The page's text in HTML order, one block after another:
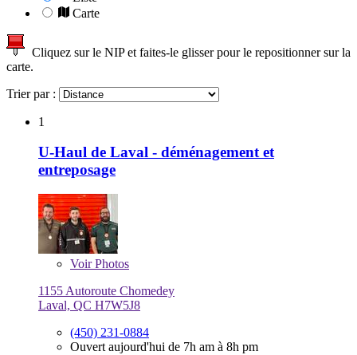
Carte
Cliquez sur le NIP et faites-le glisser pour le repositionner sur la
carte.
Trier par :
1
U-Haul de Laval - déménagement et
entreposage
VoirPhotos
1155 Autoroute Chomedey
Laval, QC H7W5J8
(450) 231-0884
Ouvert aujourd'hui de 7h am à 8h pm